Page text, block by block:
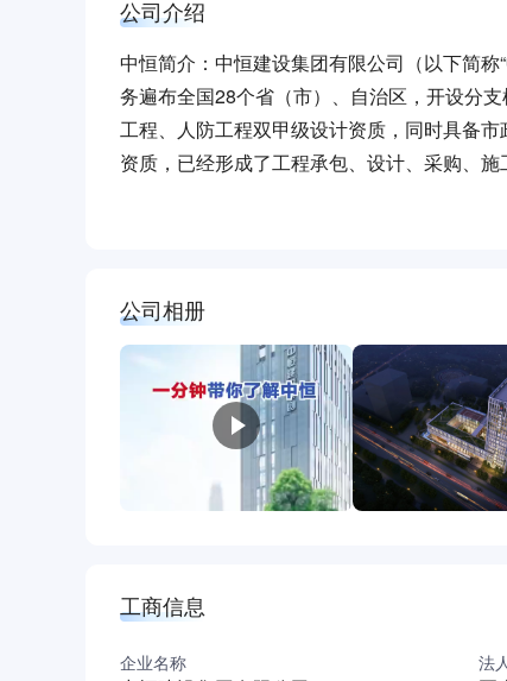
公司介绍
中恒简介：中恒建设集团有限公司（以下简
务遍布全国28个省（市）、自治区，开设分
工程、人防工程双甲级设计资质，同时具备
资质，已经形成了工程承包、设计、采购、
供商，2017年，公司新签合同额突破160亿
强。中恒建设奉行“质量铸造企业生命”的宗
则，开创了江西省建筑企业设立院士工作站
工工程技术研究中心。中恒控股以“一体两翼
恒大学四大板块，形成多元化业务协同共进
未来！
公司相册
工商信息
企业名称 法